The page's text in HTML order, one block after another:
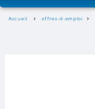
Accueil offres-d-emploi